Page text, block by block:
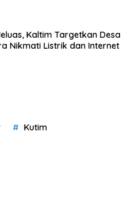
Kaltim Targetkan Desa
Nikmati Listrik dan Internet
Kutim